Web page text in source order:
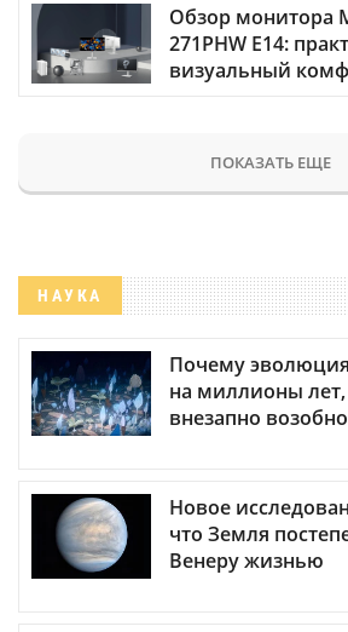
Обзор монитора
271PHW E14:
визуальный
ПОКАЗАТЬ ЕЩЕ
НАУКА
Почему
на миллионы
внезапно
Новое
что Земля
Венеру жизнью